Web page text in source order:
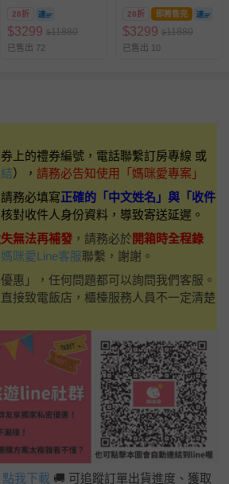
家庭房獨家住宿券
(2026)-使用期限至
2027/4/8
28折
$3299 $11880
已售出 72
咪愛特談』高級家庭
房獨家住宿券(可入
住日至2026/9/30)
28折 即將售完
$3299 $11880
已售出 10
上的禮券編號，電話聯繫訂房專線 或
）， 請務必告知使用「媽咪愛專案」
務必填寫正確的「中文姓名」與「收件
核對收件人身份資料，導致寄送延遲。
無法再補發 ，請務必於 開箱時全程錄
媽咪愛Line客服聯繫，謝謝。
惠」，任何問題都可以詢問我們客服。
接致電飯店，櫃檯服務人員不一定清楚
點我下載 🚚 可追蹤訂單出貨進度、獲取